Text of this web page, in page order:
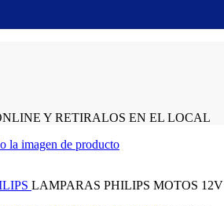
Y RETIRALOS EN EL LOCAL
LAMPARAS PHILIPS MOTOS